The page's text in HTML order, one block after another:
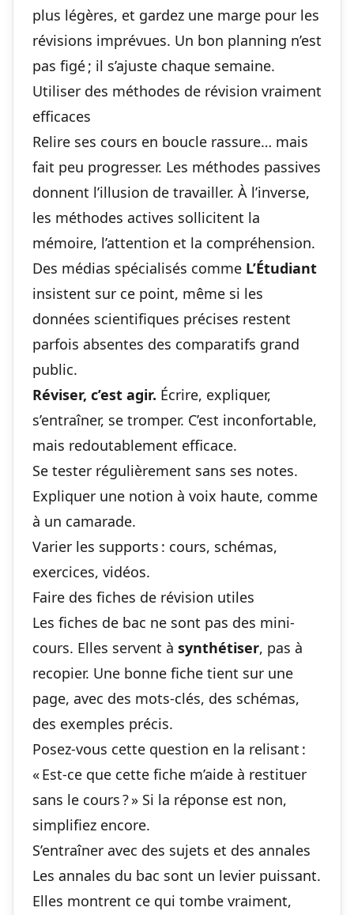
plus légères, et gardez une marge pour les
révisions imprévues. Un bon planning n’est
pas figé ; il s’ajuste chaque semaine.
Utiliser des méthodes de révision vraiment
efficaces
Relire ses cours en boucle rassure… mais
fait peu progresser. Les méthodes passives
donnent l’illusion de travailler. À l’inverse,
les méthodes actives sollicitent la
mémoire, l’attention et la compréhension.
Des médias spécialisés comme L’Étudiant
insistent sur ce point, même si les
données scientifiques précises restent
parfois absentes des comparatifs grand
public.
Réviser, c’est agir. Écrire, expliquer,
s’entraîner, se tromper. C’est inconfortable,
mais redoutablement efficace.
Se tester régulièrement sans ses notes.
Expliquer une notion à voix haute, comme
à un camarade.
Varier les supports : cours, schémas,
exercices, vidéos.
Faire des fiches de révision utiles
Les fiches de bac ne sont pas des mini-
cours. Elles servent à synthétiser, pas à
recopier. Une bonne fiche tient sur une
page, avec des mots-clés, des schémas,
des exemples précis.
Posez-vous cette question en la relisant :
« Est-ce que cette fiche m’aide à restituer
sans le cours ? » Si la réponse est non,
simplifiez encore.
S’entraîner avec des sujets et des annales
Les annales du bac sont un levier puissant.
Elles montrent ce qui tombe vraiment,